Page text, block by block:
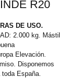
R20
DE USO.
2.000 kg. Mástil
Elevación.
Disponemos
España.